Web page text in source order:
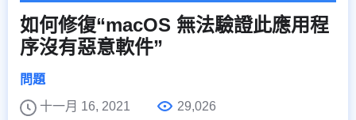
如何修復“macOS 無法驗證此應用程
序沒有惡意軟件”
問題
十一月 16, 2021
29,026